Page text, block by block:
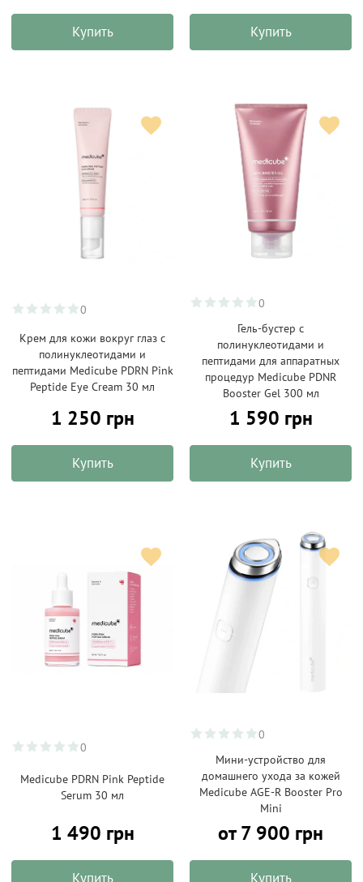
Купить Купить
0
Крем для кожи вокруг глаз с
полинуклеотидами и
пептидами Medicube PDRN Pink
Peptide Eye Cream 30 мл
1 250 грн
Купить
0
Гель-бустер с
полинуклеотидами и
пептидами для аппаратных
процедур Medicube PDNR
Booster Gel 300 мл
1 590 грн
Купить
0
Medicube PDRN Pink Peptide
Serum 30 мл
1 490 грн
Купить
0
Мини-устройство для
домашнего ухода за кожей
Medicube AGE-R Booster Pro
Mini
от 7 900 грн
Купить